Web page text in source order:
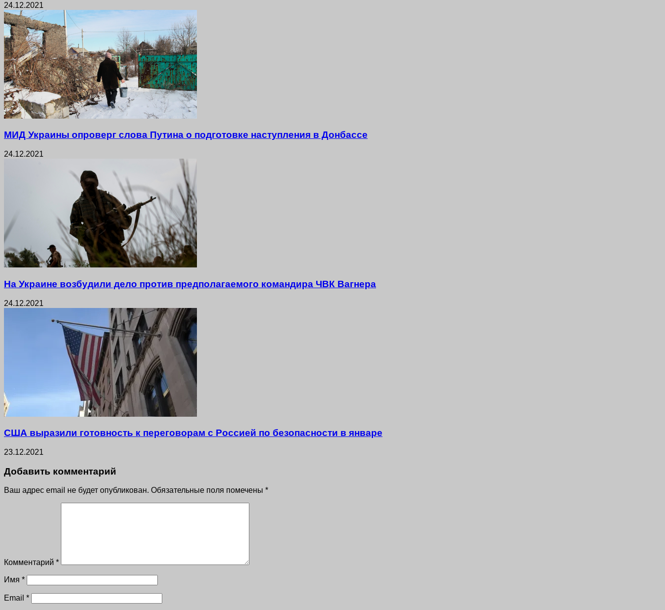
24.12.2021
МИД Украины опроверг слова Путина о подготовке наступления в Донбассе
24.12.2021
На Украине возбудили дело против предполагаемого командира ЧВК Вагнера
24.12.2021
США выразили готовность к переговорам с Россией по безопасности в январе
23.12.2021
Добавить комментарий
Ваш адрес email не будет опубликован. Обязательные поля помечены *
Комментарий *
Имя *
Email *